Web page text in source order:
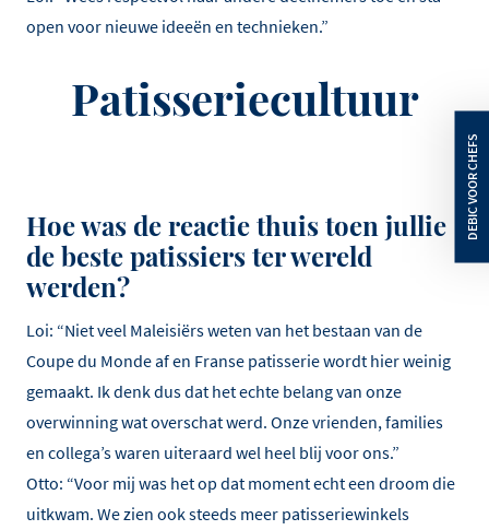
open voor nieuwe ideeën en technieken.”
Patisseriecultuur
Hoe was de reactie thuis toen jullie
de beste patissiers ter wereld
werden?
Loi: “Niet veel Maleisiërs weten van het bestaan van de
Coupe du Monde af en Franse patisserie wordt hier weinig
gemaakt. Ik denk dus dat het echte belang van onze
overwinning wat overschat werd. Onze vrienden, families
en collega’s waren uiteraard wel heel blij voor ons.”
Otto: “Voor mij was het op dat moment echt een droom die
uitkwam. We zien ook steeds meer patisseriewinkels